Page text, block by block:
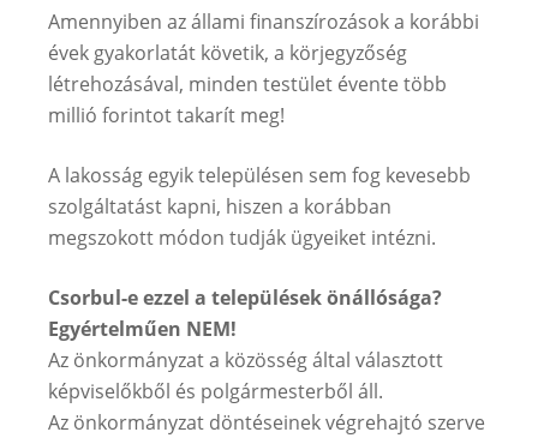
Amennyiben az állami finanszírozások a korábbi
évek gyakorlatát követik, a körjegyzőség
létrehozásával, minden testület évente több
millió forintot takarít meg!
A lakosság egyik településen sem fog kevesebb
szolgáltatást kapni, hiszen a korábban
megszokott módon tudják ügyeiket intézni.
Csorbul-e ezzel a települések önállósága?
Egyértelműen NEM!
Az önkormányzat a közösség által választott
képviselőkből és polgármesterből áll.
Az önkormányzat döntéseinek végrehajtó szerve